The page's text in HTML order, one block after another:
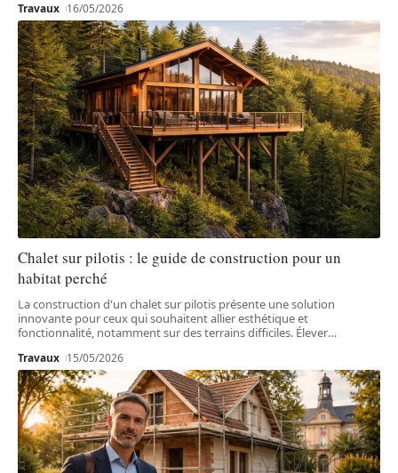
Travaux 16/05/2026
Chalet sur pilotis : le guide de construction pour un
habitat perché
La construction d'un chalet sur pilotis présente une solution
innovante pour ceux qui souhaitent allier esthétique et
fonctionnalité, notamment sur des terrains difficiles. Élever…
Travaux 15/05/2026